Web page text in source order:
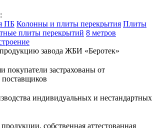
ПБ Колонны и плиты перекрытия Плиты
плиты перекрытий 8 метров
продукцию завода ЖБИ «Беротек»
застрахованы от
индивидуальных и нестандартных
собственная аттестованная